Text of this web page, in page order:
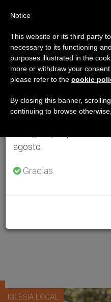
IGLESIA LOCAL
Aviso
Del 27 de julio al 7 de
anual, aprovechando
se generan menos
agosto.
Gracias.
Notice
This website or its third party
necessary to its functioning
purposes illustrated in the
more or withdraw your
please refer to the cookie
By closing this banner,
continuing to browse